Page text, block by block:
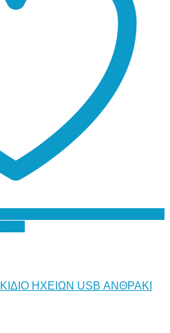
ΗΧΕΙΩΝ USB ΑΝΘΡΑΚΙ